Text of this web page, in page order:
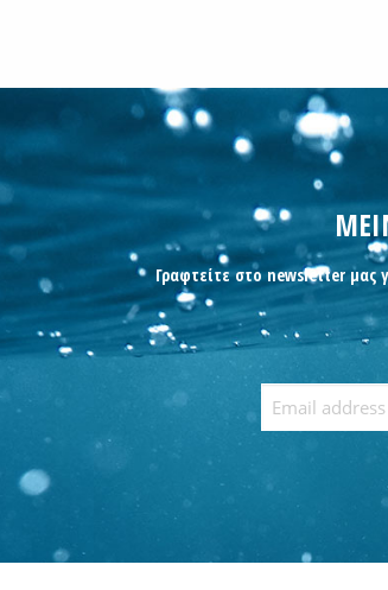
Γραφτείτε στο newsletter μας